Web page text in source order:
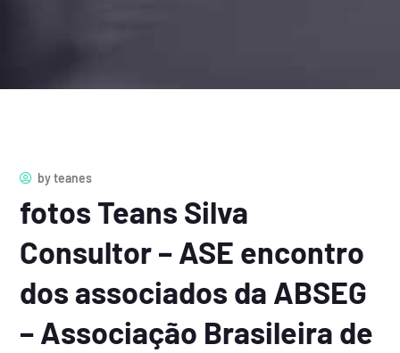
byteanes
fotos Teans Silva
Consultor – ASE encontro
dos associados da ABSEG
– Associação Brasileira de